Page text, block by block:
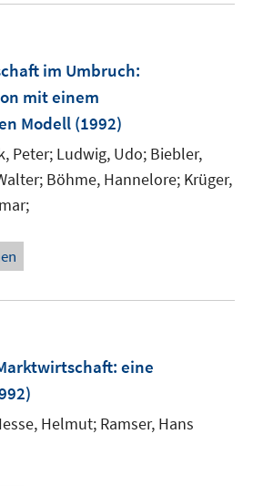
im Umbruch:
mit einem
Modell (1992)
Peter; Ludwig, Udo; Biebler,
Böhme, Hannelore; Krüger,
: eine
Helmut; Ramser, Hans